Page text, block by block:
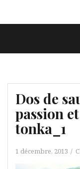
Dos de
passion
tonka_1
1 décembre, 2013